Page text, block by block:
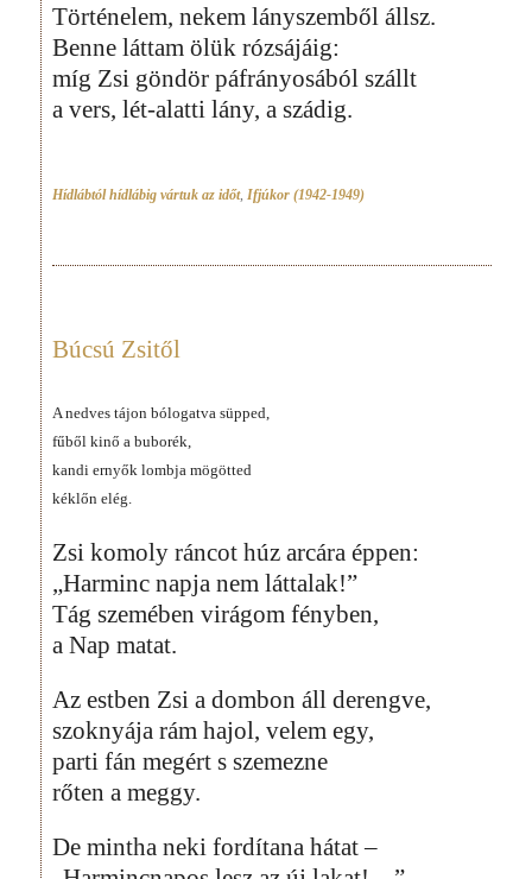
Történelem, nekem lányszemből állsz.
Benne láttam ölük rózsájáig:
míg Zsi göndör páfrányosából szállt
a vers, lét-alatti lány, a szádig.
Hídlábtól hídlábig vártuk az időt, Ifjúkor (1942-1949)
Búcsú Zsitől
A nedves tájon bólogatva süpped,
fűből kinő a buborék,
kandi ernyők lombja mögötted
kéklőn elég.
Zsi komoly ráncot húz arcára éppen:
„Harminc napja nem láttalak!”
Tág szemében virágom fényben,
a Nap matat.
Az estben Zsi a dombon áll derengve,
szoknyája rám hajol, velem egy,
parti fán megért s szemezne
rőten a meggy.
De mintha neki fordítana hátat –